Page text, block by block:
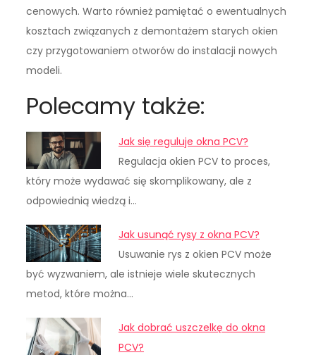
cenowych. Warto również pamiętać o ewentualnych
kosztach związanych z demontażem starych okien
czy przygotowaniem otworów do instalacji nowych
modeli.
Polecamy także:
Jak się reguluje okna PCV?
Regulacja okien PCV to proces,
który może wydawać się skomplikowany, ale z
odpowiednią wiedzą i…
Jak usunąć rysy z okna PCV?
Usuwanie rys z okien PCV może
być wyzwaniem, ale istnieje wiele skutecznych
metod, które można…
Jak dobrać uszczelkę do okna
PCV?